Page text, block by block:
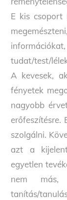
E kis csoport
tudat/test/
A kevesek,
fényetek
nagyobb
erőfeszítésre.
szolgálni.
azt a
egyetlen
nem más,
tanítás/